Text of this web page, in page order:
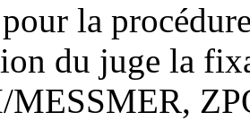
la
du juge la